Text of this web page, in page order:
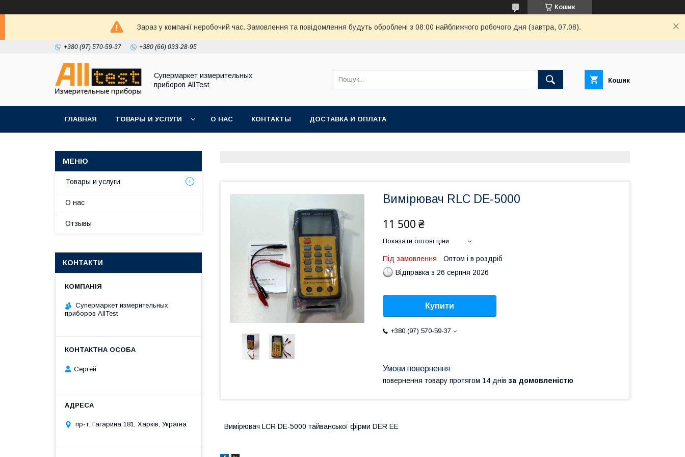
Кошик
Зараз у компанії неробочий час. Замовлення та повідомлення будуть оброблені з 08:00 найближчого робочого дня (завтра, 07.08).
+380 (97) 570-59-37 +380 (66) 033-28-95
Супермаркет измерительных
приборов AllTest
Кошик
ГЛАВНАЯ ТОВАРЫ И УСЛУГИ О НАС КОНТАКТЫ ДОСТАВКА И ОПЛАТА
Вимірювач RLC DE-5000
11 500 ₴
Показати оптові ціни
Під замовлення
Оптом і в роздріб
Відправка з 26 серпня 2026
Купити
+380 (97) 570-59-37
повернення товару протягом 14 днів за домовленістю
Вимірювач LCR DE-5000 тайванської фірми DER EE
Товары и услуги
О нас
Отзывы
КОНТАКТИ
Супермаркет измерительных
приборов AllTest
Сергей
пр-т. Гагарина 181, Харків, Україна